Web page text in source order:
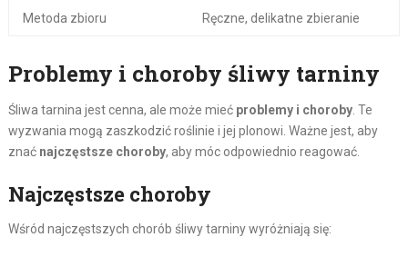
Metoda zbioru Ręczne, delikatne zbieranie
Problemy i choroby śliwy tarniny
Śliwa tarnina jest cenna, ale może mieć problemy i choroby. Te
wyzwania mogą zaszkodzić roślinie i jej plonowi. Ważne jest, aby
znać najczęstsze choroby, aby móc odpowiednio reagować.
Najczęstsze choroby
Wśród najczęstszych chorób śliwy tarniny wyróżniają się: